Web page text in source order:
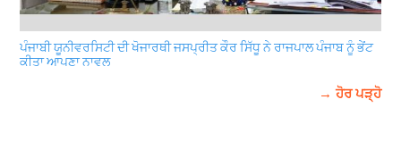
ਪੰਜਾਬੀ ਯੂਨੀਵਰਸਿਟੀ ਦੀ ਖੋਜਾਰਥੀ ਜਸਪ੍ਰੀਤ ਕੌਰ ਸਿੱਧੂ ਨੇ ਰਾਜਪਾਲ ਪੰਜਾਬ ਨੂੰ ਭੇਂਟ
ਕੀਤਾ ਆਪਣਾ ਨਾਵਲ
→ ਹੋਰ ਪੜ੍ਹੋ